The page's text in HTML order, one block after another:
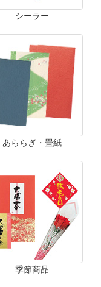
シーラー
あららぎ・畳紙
季節商品